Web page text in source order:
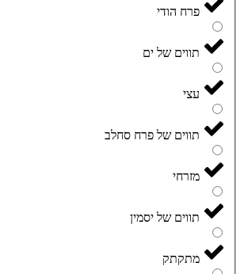
פרח הודי
תווים של ים
עצי
תווים של פרח סחלב
מזרחי
תווים של יסמין
מתקתק